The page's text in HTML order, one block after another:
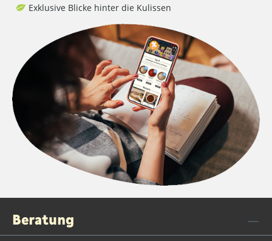
Exklusive Blicke hinter die Kulissen
Beratung